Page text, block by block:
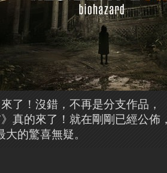
來了！沒錯，不再是分支作品
真的來了！就在剛剛已經公佈
大的驚喜無疑。